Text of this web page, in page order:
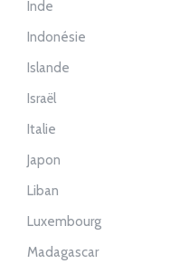
Inde
Indonésie
Islande
Israël
Italie
Japon
Liban
Luxembourg
Madagascar